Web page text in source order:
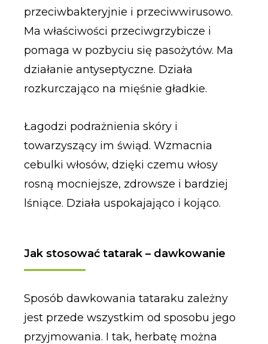
przeciwbakteryjnie i przeciwwirusowo.
Ma właściwości przeciwgrzybicze i
pomaga w pozbyciu się pasożytów. Ma
działanie antyseptyczne. Działa
rozkurczająco na mięśnie gładkie.
Łagodzi podrażnienia skóry i
towarzyszący im świąd. Wzmacnia
cebulki włosów, dzięki czemu włosy
rosną mocniejsze, zdrowsze i bardziej
lśniące. Działa uspokajająco i kojąco.
Jak stosować tatarak – dawkowanie
Sposób dawkowania tataraku zależny
jest przede wszystkim od sposobu jego
przyjmowania. I tak, herbatę można